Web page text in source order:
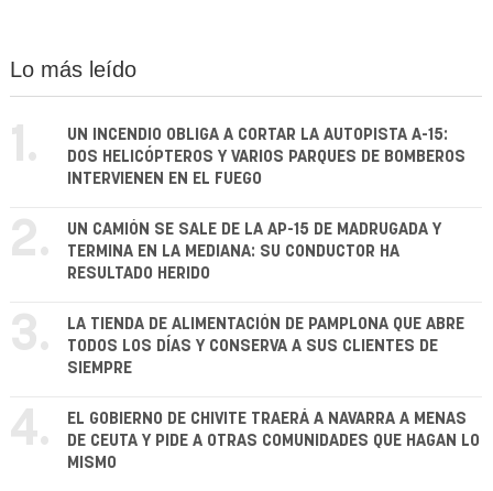
Lo más leído
1.
UN INCENDIO OBLIGA A CORTAR LA AUTOPISTA A-15:
DOS HELICÓPTEROS Y VARIOS PARQUES DE BOMBEROS
INTERVIENEN EN EL FUEGO
2.
UN CAMIÓN SE SALE DE LA AP-15 DE MADRUGADA Y
TERMINA EN LA MEDIANA: SU CONDUCTOR HA
RESULTADO HERIDO
3.
LA TIENDA DE ALIMENTACIÓN DE PAMPLONA QUE ABRE
TODOS LOS DÍAS Y CONSERVA A SUS CLIENTES DE
SIEMPRE
4.
EL GOBIERNO DE CHIVITE TRAERÁ A NAVARRA A MENAS
DE CEUTA Y PIDE A OTRAS COMUNIDADES QUE HAGAN LO
MISMO